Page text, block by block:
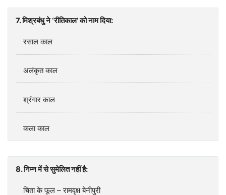
7. मिश्रबंधु ने ‘रीतिकाल’ को नाम दिया:
रसाल काल
अलंकृत काल
श्रंगार काल
कला काल
8. निम्न में से सुमेलित नहीं है:
चिता के फूल – रामवृक्ष बेनीपुरी